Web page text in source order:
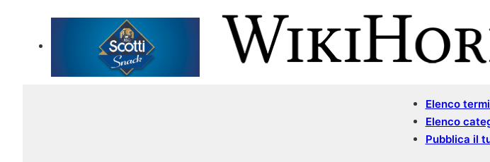
Elenco
Elenco
Pubblica il